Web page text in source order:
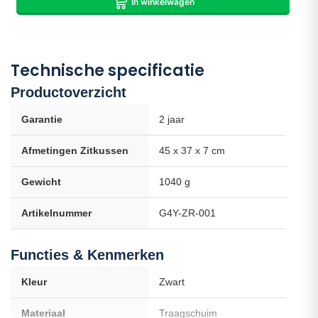
zitkussen en rugkussen voor jou de juiste keuze is. Als het toch
Technische specificatie
Productoverzicht
Garantie 2 jaar
Afmetingen Zitkussen 45 x 37 x 7 cm
Gewicht 1040 g
Artikelnummer G4Y-ZR-001
Functies & Kenmerken
Kleur Zwart
Materiaal Traagschuim